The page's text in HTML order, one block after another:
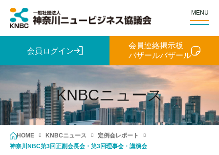
MENU
会員ログイン
会員連絡掲示板
バザールバザール
KNBCニュース
HOME KNBCニュース
定例会レポート
神奈川NBC第3回正副会長会・第3回理事会・講演会